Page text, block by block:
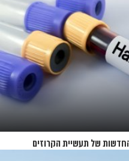
של תעשיית הקרוזים